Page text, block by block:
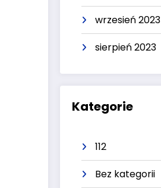
wrzesień 2023
sierpień 2023
Kategorie
112
Bez kategorii